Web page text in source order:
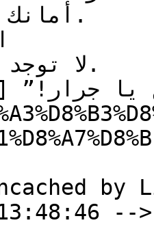
لا
يا جرار!”
by
-->